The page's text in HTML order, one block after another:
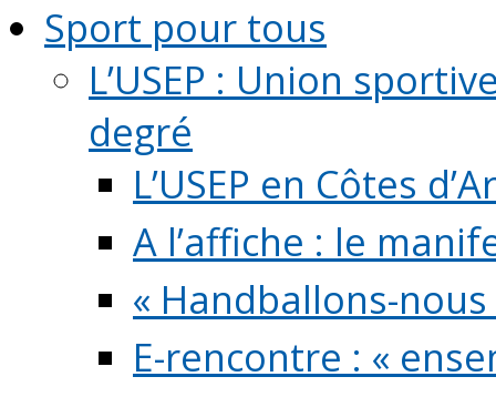
Sport pour tous
L’USEP : Union
degré
L’USEP en Côtes
A l’affiche : le
« Handballons-
E-rencontre : «